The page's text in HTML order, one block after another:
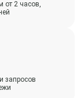
от 2 часов,
запросов